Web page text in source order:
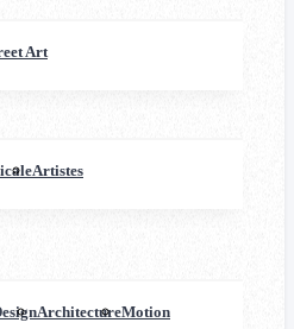
Art
Artistes
ArchitectureMotion